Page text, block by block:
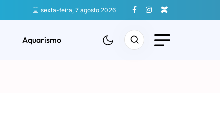
sexta-feira, 7 agosto 2026
Aquarismo